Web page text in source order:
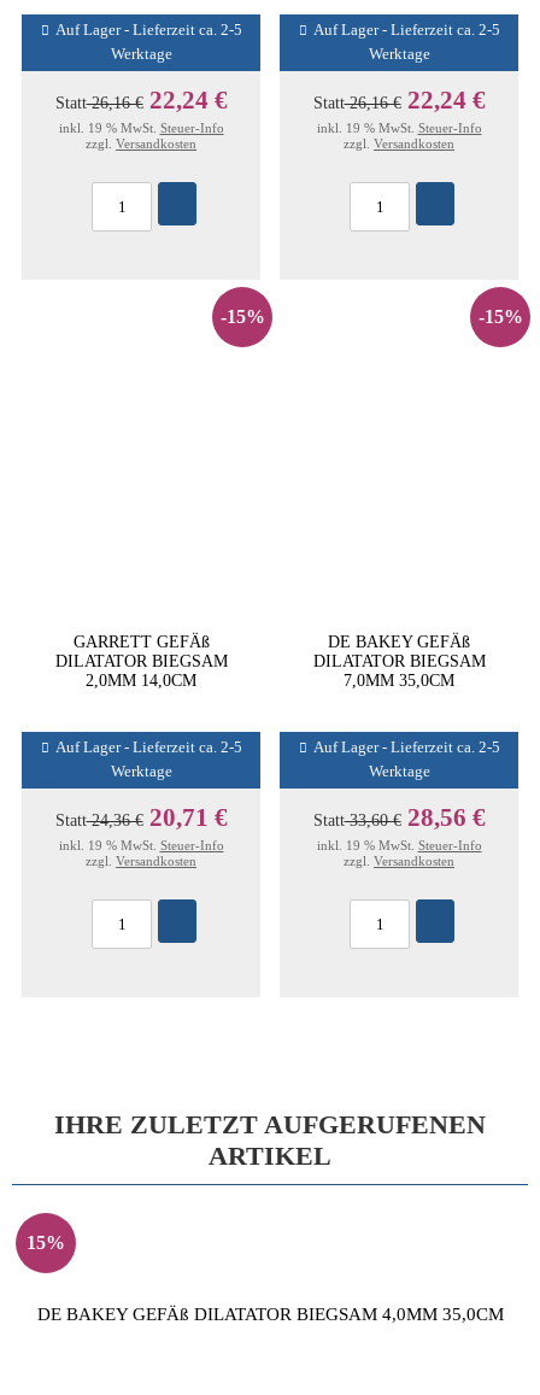
Auf Lager - Lieferzeit ca. 2-5
Werktage
Statt26,16 € 22,24 €
inkl. 19 % MwSt. Steuer-Info
zzgl. Versandkosten
Auf Lager - Lieferzeit ca. 2-5
Werktage
Statt26,16 € 22,24 €
inkl. 19 % MwSt. Steuer-Info
zzgl. Versandkosten
-15%
GARRETT GEFÄß
DILATATOR BIEGSAM
2,0MM 14,0CM
Auf Lager - Lieferzeit ca. 2-5
Werktage
Statt24,36 € 20,71 €
inkl. 19 % MwSt. Steuer-Info
zzgl. Versandkosten
-15%
DE BAKEY GEFÄß
DILATATOR BIEGSAM
7,0MM 35,0CM
Auf Lager - Lieferzeit ca. 2-5
Werktage
Statt33,60 € 28,56 €
inkl. 19 % MwSt. Steuer-Info
zzgl. Versandkosten
IHRE ZULETZT AUFGERUFENEN
ARTIKEL
15%
DE BAKEY GEFÄß DILATATOR BIEGSAM 4,0MM 35,0CM